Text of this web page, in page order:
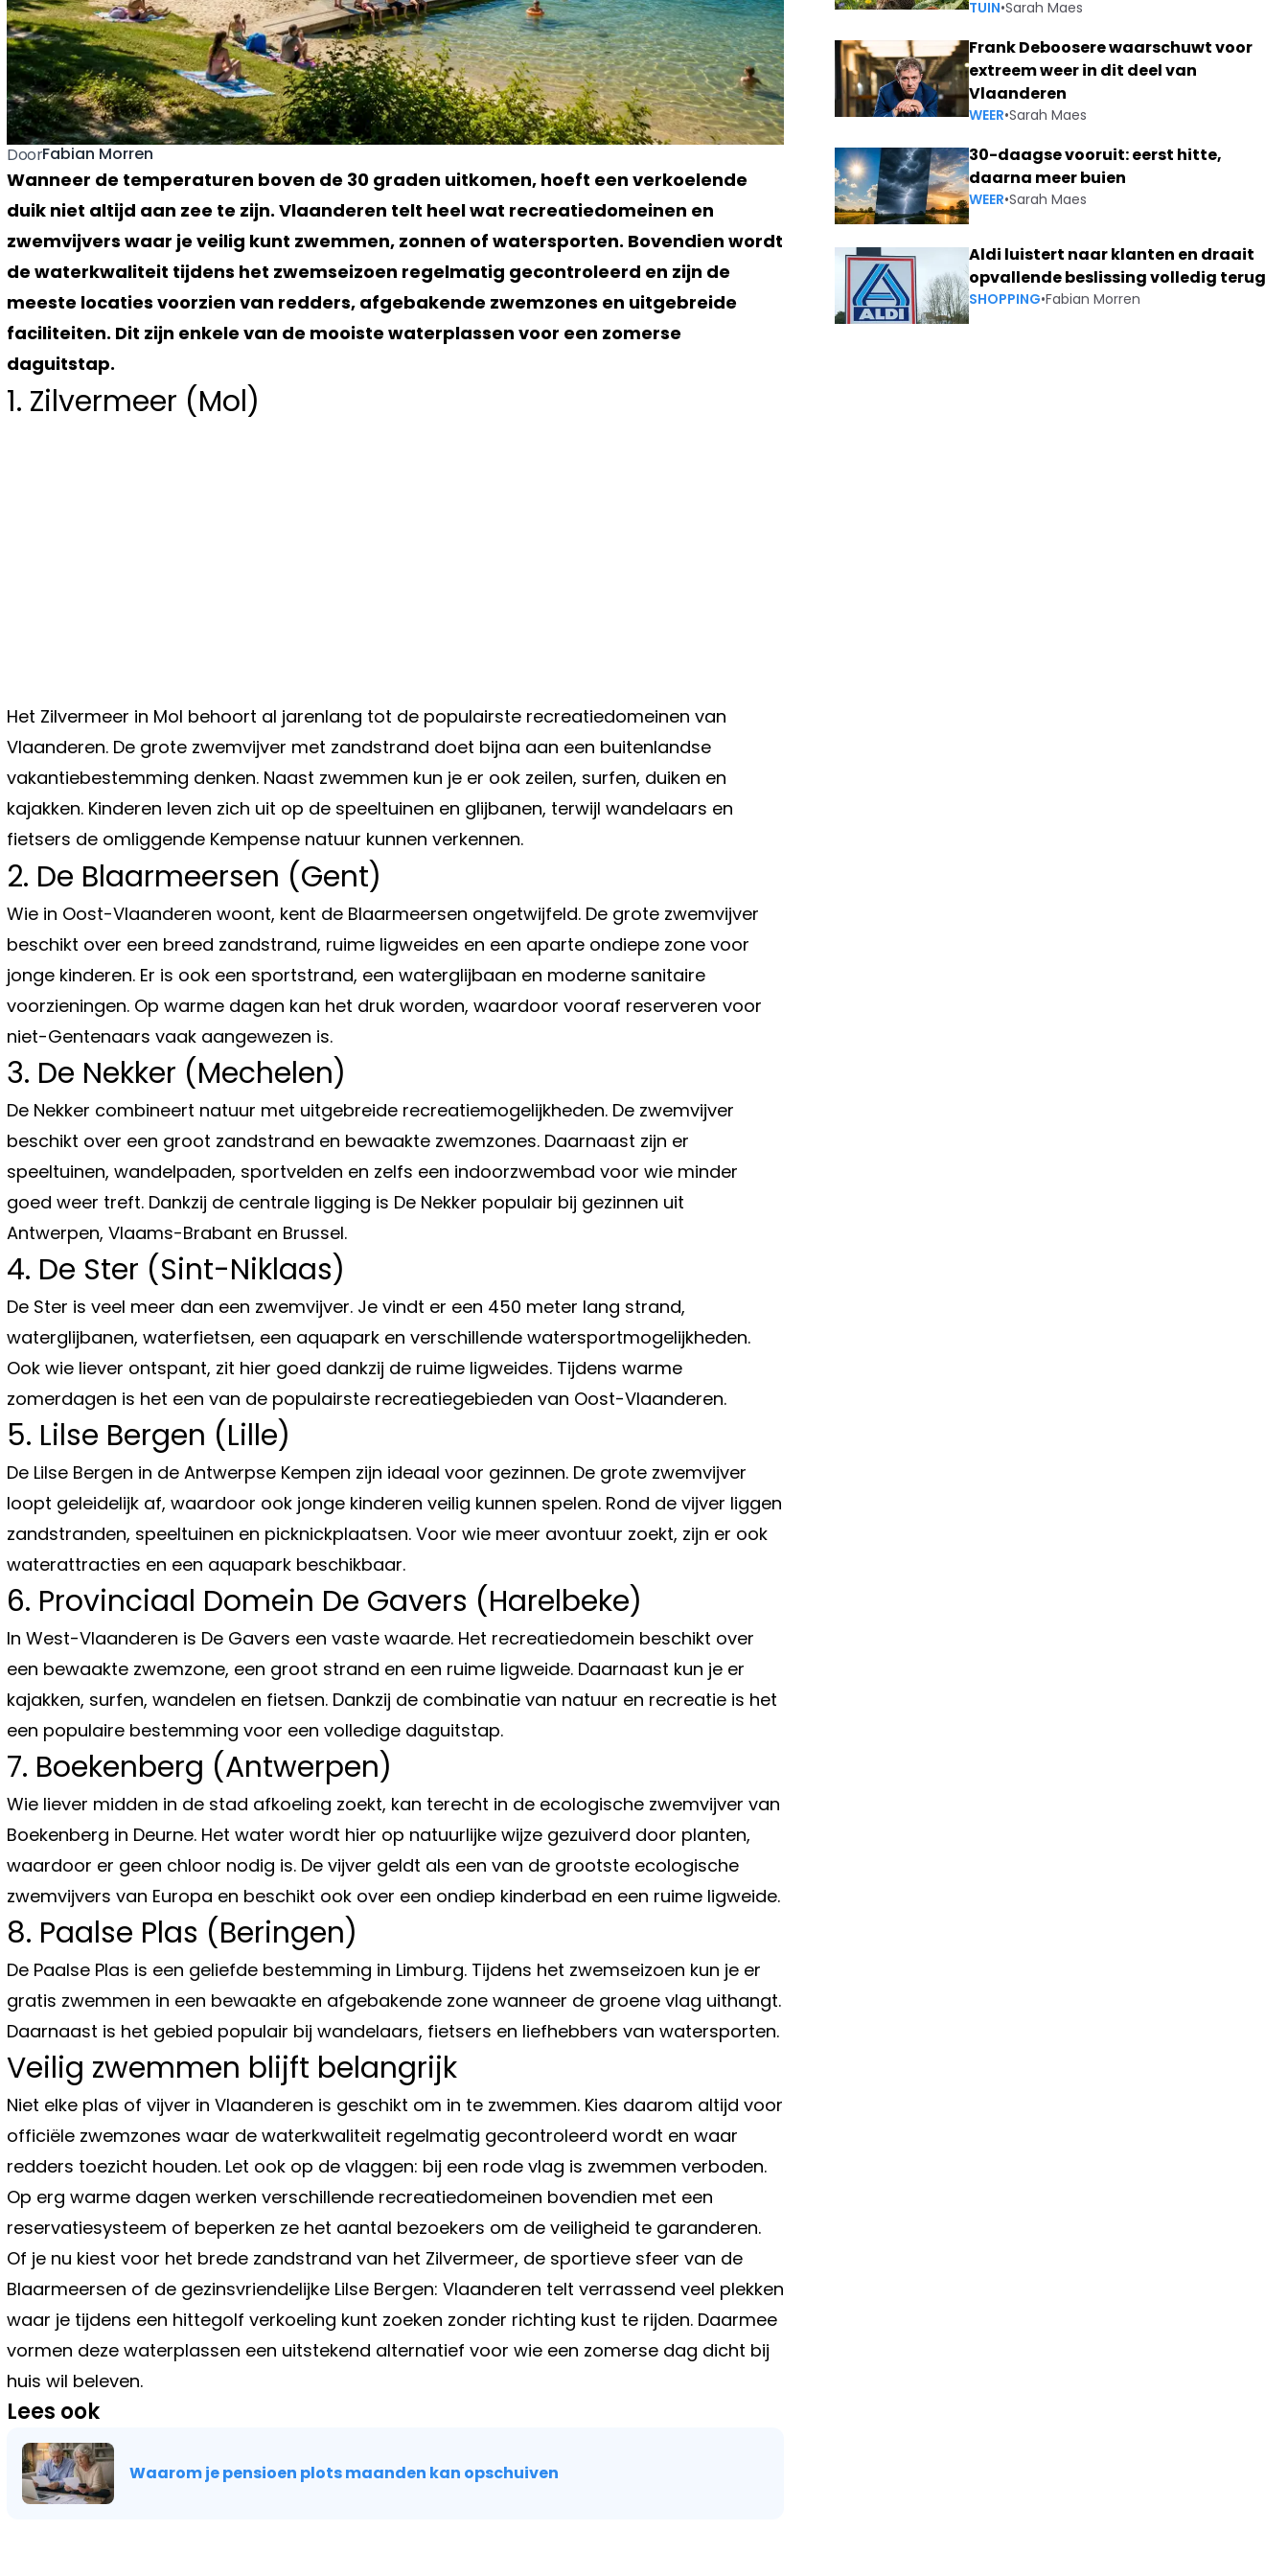
DoorFabian Morren
Wanneer de temperaturen boven de 30 graden uitkomen, hoeft een verkoelende
duik niet altijd aan zee te zijn. Vlaanderen telt heel wat recreatiedomeinen en
zwemvijvers waar je veilig kunt zwemmen, zonnen of watersporten. Bovendien wordt
de waterkwaliteit tijdens het zwemseizoen regelmatig gecontroleerd en zijn de
meeste locaties voorzien van redders, afgebakende zwemzones en uitgebreide
faciliteiten. Dit zijn enkele van de mooiste waterplassen voor een zomerse
daguitstap.
1. Zilvermeer (Mol)
Het Zilvermeer in Mol behoort al jarenlang tot de populairste recreatiedomeinen van
Vlaanderen. De grote zwemvijver met zandstrand doet bijna aan een buitenlandse
vakantiebestemming denken. Naast zwemmen kun je er ook zeilen, surfen, duiken en
kajakken. Kinderen leven zich uit op de speeltuinen en glijbanen, terwijl wandelaars en
fietsers de omliggende Kempense natuur kunnen verkennen.
2. De Blaarmeersen (Gent)
Wie in Oost-Vlaanderen woont, kent de Blaarmeersen ongetwijfeld. De grote zwemvijver
beschikt over een breed zandstrand, ruime ligweides en een aparte ondiepe zone voor
jonge kinderen. Er is ook een sportstrand, een waterglijbaan en moderne sanitaire
voorzieningen. Op warme dagen kan het druk worden, waardoor vooraf reserveren voor
niet-Gentenaars vaak aangewezen is.
3. De Nekker (Mechelen)
De Nekker combineert natuur met uitgebreide recreatiemogelijkheden. De zwemvijver
beschikt over een groot zandstrand en bewaakte zwemzones. Daarnaast zijn er
speeltuinen, wandelpaden, sportvelden en zelfs een indoorzwembad voor wie minder
goed weer treft. Dankzij de centrale ligging is De Nekker populair bij gezinnen uit
Antwerpen, Vlaams-Brabant en Brussel.
4. De Ster (Sint-Niklaas)
De Ster is veel meer dan een zwemvijver. Je vindt er een 450 meter lang strand,
waterglijbanen, waterfietsen, een aquapark en verschillende watersportmogelijkheden.
Ook wie liever ontspant, zit hier goed dankzij de ruime ligweides. Tijdens warme
zomerdagen is het een van de populairste recreatiegebieden van Oost-Vlaanderen.
5. Lilse Bergen (Lille)
De Lilse Bergen in de Antwerpse Kempen zijn ideaal voor gezinnen. De grote zwemvijver
loopt geleidelijk af, waardoor ook jonge kinderen veilig kunnen spelen. Rond de vijver liggen
zandstranden, speeltuinen en picknickplaatsen. Voor wie meer avontuur zoekt, zijn er ook
waterattracties en een aquapark beschikbaar.
6. Provinciaal Domein De Gavers (Harelbeke)
In West-Vlaanderen is De Gavers een vaste waarde. Het recreatiedomein beschikt over
een bewaakte zwemzone, een groot strand en een ruime ligweide. Daarnaast kun je er
kajakken, surfen, wandelen en fietsen. Dankzij de combinatie van natuur en recreatie is het
een populaire bestemming voor een volledige daguitstap.
7. Boekenberg (Antwerpen)
Wie liever midden in de stad afkoeling zoekt, kan terecht in de ecologische zwemvijver van
Boekenberg in Deurne. Het water wordt hier op natuurlijke wijze gezuiverd door planten,
waardoor er geen chloor nodig is. De vijver geldt als een van de grootste ecologische
zwemvijvers van Europa en beschikt ook over een ondiep kinderbad en een ruime ligweide.
8. Paalse Plas (Beringen)
De Paalse Plas is een geliefde bestemming in Limburg. Tijdens het zwemseizoen kun je er
gratis zwemmen in een bewaakte en afgebakende zone wanneer de groene vlag uithangt.
Daarnaast is het gebied populair bij wandelaars, fietsers en liefhebbers van watersporten.
Veilig zwemmen blijft belangrijk
Niet elke plas of vijver in Vlaanderen is geschikt om in te zwemmen. Kies daarom altijd voor
officiële zwemzones waar de waterkwaliteit regelmatig gecontroleerd wordt en waar
redders toezicht houden. Let ook op de vlaggen: bij een rode vlag is zwemmen verboden.
Op erg warme dagen werken verschillende recreatiedomeinen bovendien met een
reservatiesysteem of beperken ze het aantal bezoekers om de veiligheid te garanderen.
Of je nu kiest voor het brede zandstrand van het Zilvermeer, de sportieve sfeer van de
Blaarmeersen of de gezinsvriendelijke Lilse Bergen: Vlaanderen telt verrassend veel plekken
waar je tijdens een hittegolf verkoeling kunt zoeken zonder richting kust te rijden. Daarmee
vormen deze waterplassen een uitstekend alternatief voor wie een zomerse dag dicht bij
huis wil beleven.
Lees ook
Waarom je pensioen plots maanden kan opschuiven
TUIN•Sarah Maes
Frank Deboosere waarschuwt voor
extreem weer in dit deel van
Vlaanderen
WEER•Sarah Maes
30-daagse vooruit: eerst hitte,
daarna meer buien
WEER•Sarah Maes
Aldi luistert naar klanten en draait
opvallende beslissing volledig terug
SHOPPING•Fabian Morren